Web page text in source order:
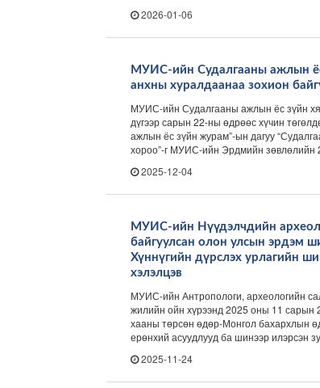
2026-01-06
МУИС-ийн Судалгааны ажлын
анхны хуралдаанаа зохион
МУИС-ийн Судалгааны ажлын ёс зүйн
дүгээр сарын 22-ны өдрөөс хүчин
ажлын ёс зүйн журам”-ын дагуу
хороо”-г МУИС-ийн Эрдмийн зөвлөлийн
2025-12-04
МУИС-ийн Нүүдэлчдийн
байгуулсан олон улсын эрдэм
Хүннүгийн дүрслэх урлагийн
хэлэлцэв
МУИС-ийн Антропологи, археологийн
жилийн ойн хүрээнд 2025 оны 11 сарын
хааны төрсөн өдөр-Монгол бахархлын
ерөнхий асуудлууд ба шинээр илэрсэн
2025-11-24